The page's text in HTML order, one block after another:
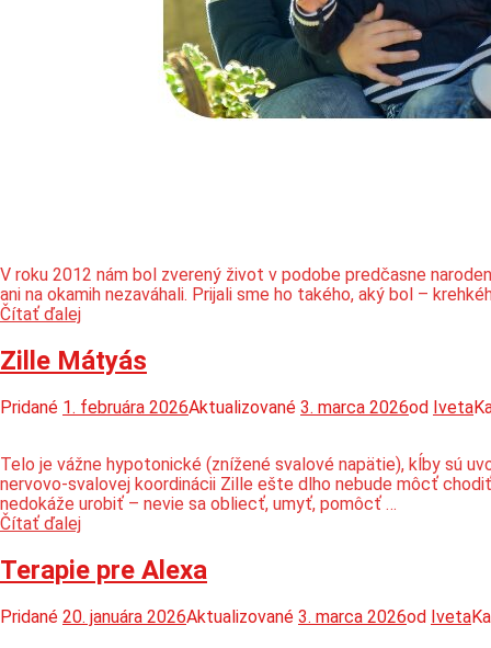
V roku 2012 nám bol zverený život v podobe predčasne
ani na okamih nezaváhali. Prijali sme ho takého, aký bol –
Čítať ďalejViac
v
živote
Zille Mátyás
Pridané 1. februára 2026Aktualizované 3. marca 2026od Iveta
Telo je vážne hypotonické (znížené svalové napätie), kĺby sú
nervovo-svalovej koordinácii Zille ešte dlho nebude môcť
nedokáže urobiť – nevie sa obliecť, umyť, pomôcť …
Čítať ďalejZille
Terapie pre Alexa
Pridané 20. januára 2026Aktualizované 3. marca 2026od Iveta